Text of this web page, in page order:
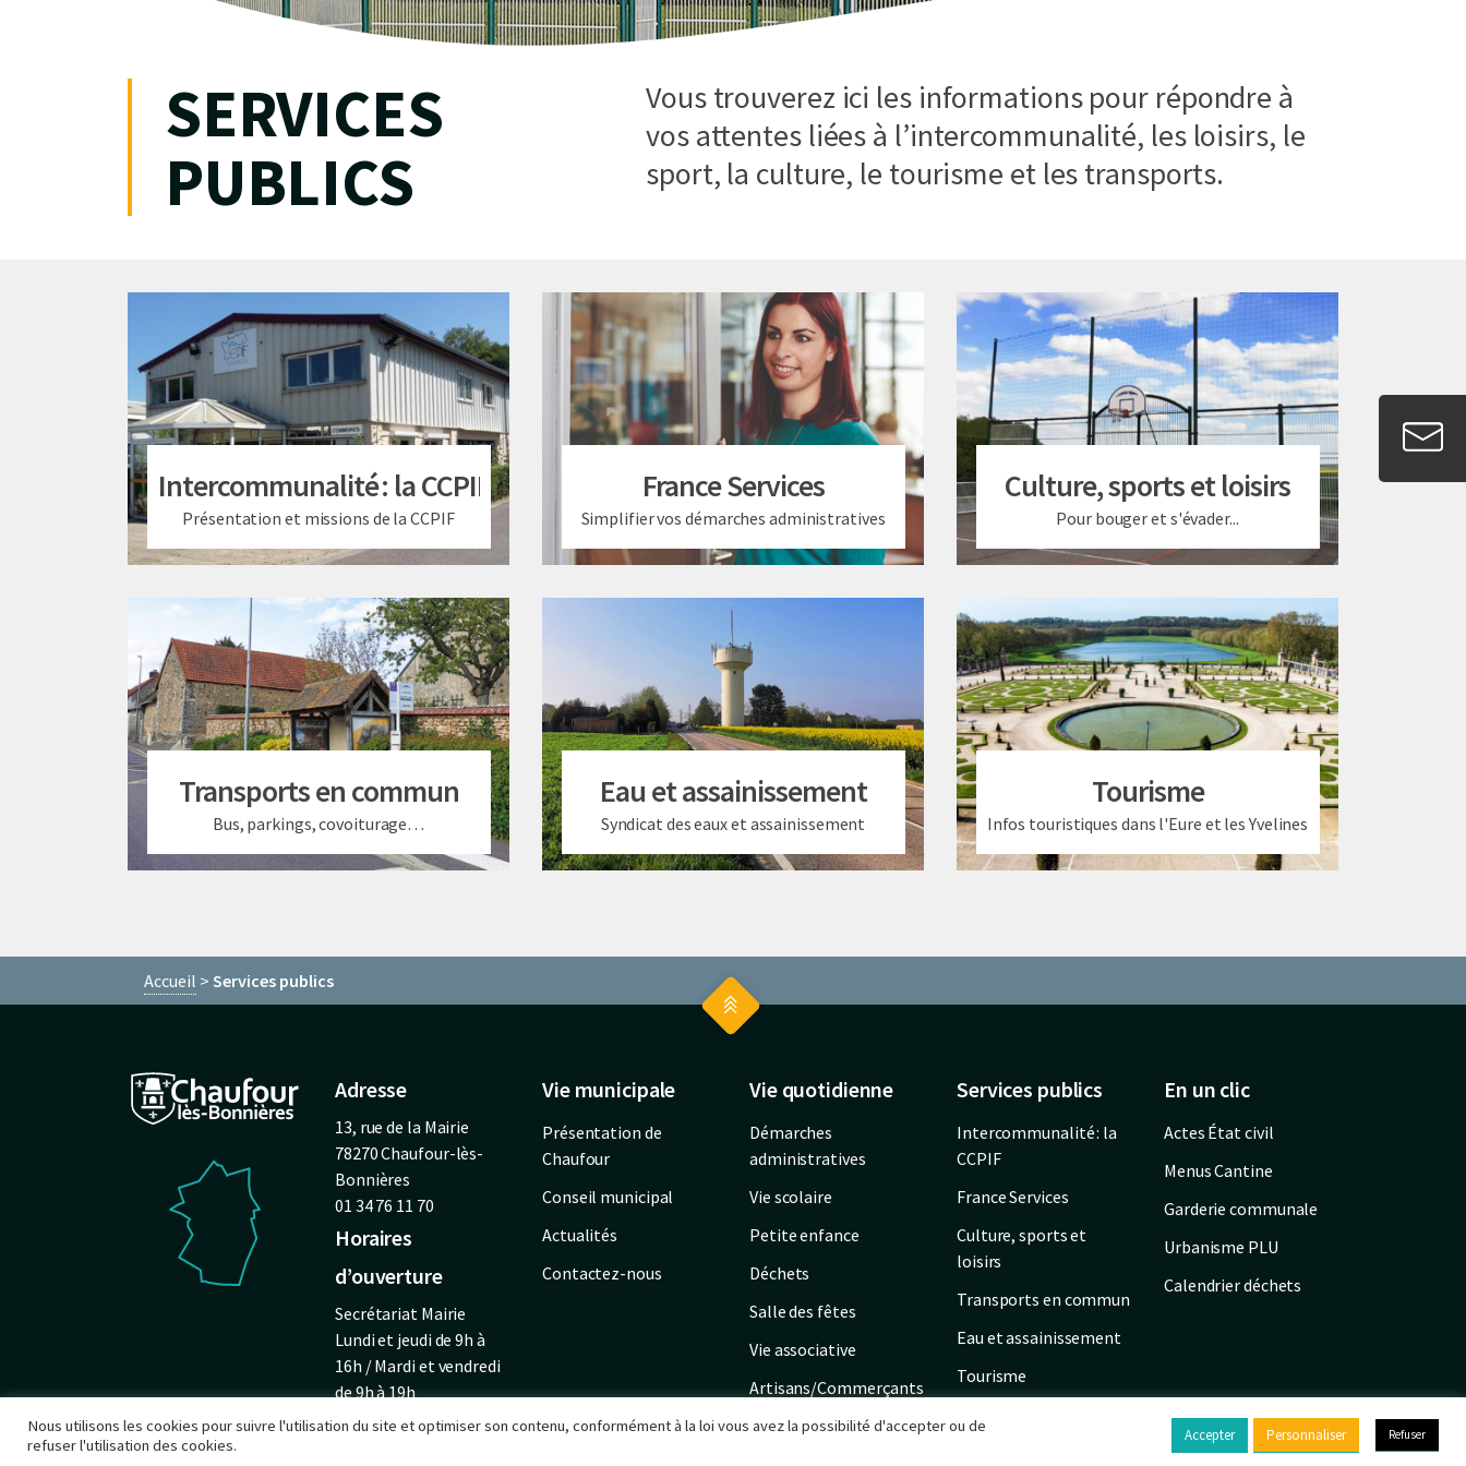
SERVICES
PUBLICS
Vous trouverez ici les informations pour répondre à
vos attentes liées à l’intercommunalité, les loisirs, le
sport, la culture, le tourisme et les transports.
Intercommunalité : la CCPIF
Présentation et missions de la CCPIF
France Services
Simplifier vos démarches administratives
Culture, sports et loisirs
Pour bouger et s'évader...
Transports en commun
Bus, parkings, covoiturage…
Eau et assainissement
Syndicat des eaux et assainissement
Tourisme
Infos touristiques dans l'Eure et les Yvelines
Accueil Services publics
Adresse
13, rue de la Mairie
78270 Chaufour-lès-
Bonnières
01 34 76 11 70
Horaires
d’ouverture
Secrétariat Mairie
Lundi et jeudi de 9h à
16h / Mardi et vendredi
de 9h à 19h
Vie municipale
Présentation de
Chaufour
Conseil municipal
Actualités
Contactez-nous
Vie quotidienne
Démarches
administratives
Vie scolaire
Petite enfance
Déchets
Salle des fêtes
Vie associative
Artisans/Commerçants
Services publics
Intercommunalité : la
CCPIF
France Services
Culture, sports et
loisirs
Transports en commun
Eau et assainissement
Tourisme
En un clic
Actes État civil
Menus Cantine
Garderie communale
Urbanisme PLU
Calendrier déchets
Nous utilisons les cookies pour suivre l'utilisation du site et optimiser son contenu, conformément à la loi vous avez la possibilité d'accepter ou de
refuser l'utilisation des cookies.
Accepter Personnaliser Refuser